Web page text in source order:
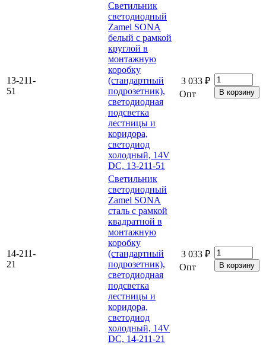
13-211-
51
Светильник
светодиодный
Zamel SONA
белый с рамкой
круглой в
монтажную
коробку
(стандартный
подрозетник),
светодиодная
подсветка
лестницы и
коридора,
светодиод
холодный, 14V
DC, 13-211-51
3 033 ₽
Опт
14-211-
21
Светильник
светодиодный
Zamel SONA
сталь с рамкой
квадратной в
монтажную
коробку
(стандартный
подрозетник),
светодиодная
подсветка
лестницы и
коридора,
светодиод
холодный, 14V
DC, 14-211-21
3 033 ₽
Опт